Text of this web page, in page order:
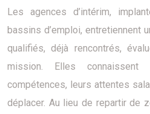
Les agences d’intérim,
bassins d’emploi, entretiennent
qualifiés, déjà rencontrés,
mission. Elles connaissent
compétences, leurs attentes
déplacer. Au lieu de repartir de